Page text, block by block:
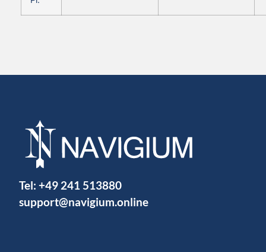
Tel: +49 241 513880
support@navigium.online